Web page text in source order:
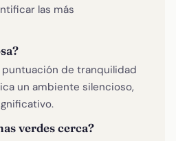
las más
puntuación de tranquilidad
un ambiente silencioso,
verdes cerca?